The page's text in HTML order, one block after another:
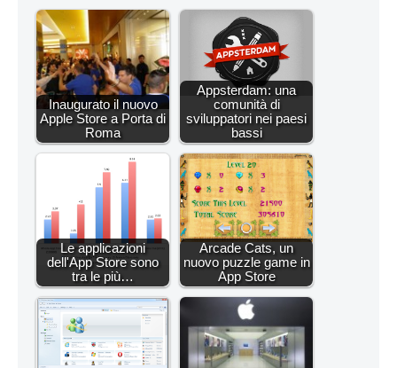
Inaugurato il nuovo
Apple Store a Porta di
Roma
Appsterdam: una
comunità di
sviluppatori nei paesi
bassi
Le applicazioni
dell'App Store sono
tra le più…
Arcade Cats, un
nuovo puzzle game in
App Store